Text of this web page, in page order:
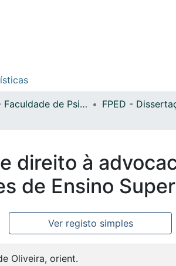
FPED - Faculdade de Psicologia, Educação e Desporto
direito à
de Ensino
Ver registo simples
Oliveira, orient.